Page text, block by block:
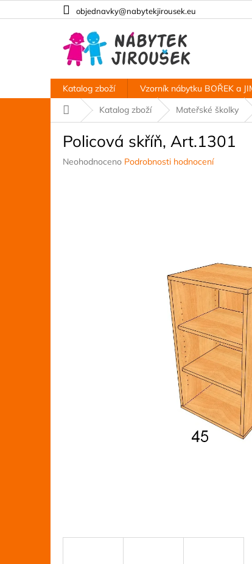
na
objednavky@nabytekjirousek.eu
Katalog zboží Vzorník nábytku BOŘEK a
Domů
Katalog zboží Mateřské školky
Policová skříň, Art.1301
Průměrné
Neohodnoceno Podrobnosti hodnocení